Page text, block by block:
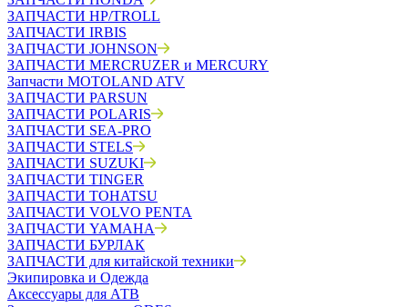
ЗАПЧАСТИ HP/TROLL
ЗАПЧАСТИ IRBIS
ЗАПЧАСТИ JOHNSON
ЗАПЧАСТИ MERCRUZER и MERCURY
Запчасти MOTOLAND ATV
ЗАПЧАСТИ PARSUN
ЗАПЧАСТИ POLARIS
ЗАПЧАСТИ SEA-PRO
ЗАПЧАСТИ STELS
ЗАПЧАСТИ SUZUKI
ЗАПЧАСТИ TINGER
ЗАПЧАСТИ TOHATSU
ЗАПЧАСТИ VOLVO PENTA
ЗАПЧАСТИ YAMAHA
ЗАПЧАСТИ БУРЛАК
ЗАПЧАСТИ для китайской техники
Экипировка и Одежда
Аксессуары для АТВ